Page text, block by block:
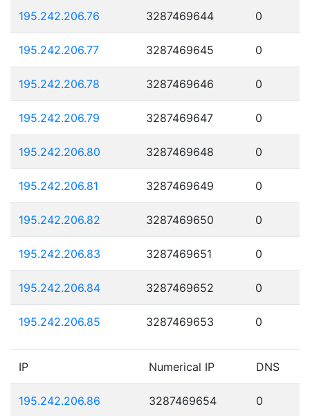
195.242.206.76 3287469644 0
195.242.206.77 3287469645 0
195.242.206.78 3287469646 0
195.242.206.79 3287469647 0
195.242.206.80 3287469648 0
195.242.206.81 3287469649 0
195.242.206.82 3287469650 0
195.242.206.83 3287469651 0
195.242.206.84 3287469652 0
195.242.206.85 3287469653 0
IP Numerical IP DNS
195.242.206.86 3287469654 0